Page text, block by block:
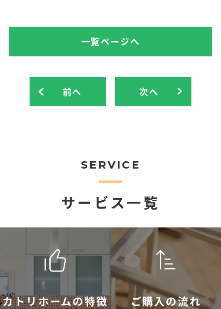
前へ
一覧ページへ
次へ
SERVICE
サービス一覧
カトリホームの特徴 ご購入の流れ